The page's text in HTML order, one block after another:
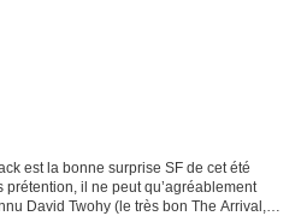
est la bonne surprise SF de cet été
il ne peut qu’agréablement
David Twohy (le très bon The Arrival,